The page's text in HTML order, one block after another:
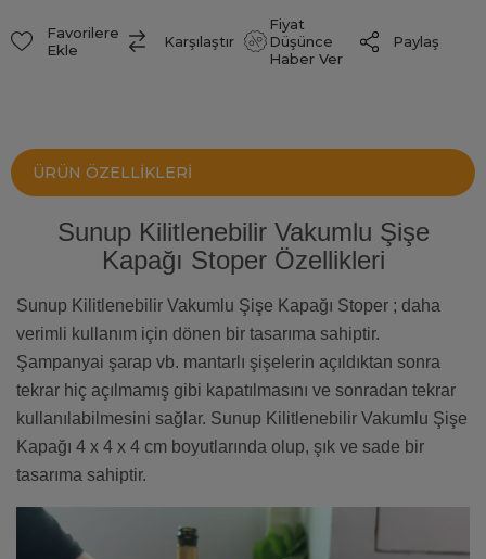
Favorilere
Ekle
Karşılaştır
Fiyat
Düşünce
Haber Ver
Paylaş
ÜRÜN ÖZELLIKLERI
Sunup Kilitlenebilir Vakumlu Şişe
Kapağı Stoper Özellikleri
Sunup Kilitlenebilir Vakumlu Şişe Kapağı Stoper ; daha
verimli kullanım için dönen bir tasarıma sahiptir.
Şampanyai şarap vb. mantarlı şişelerin açıldıktan sonra
tekrar hiç açılmamış gibi kapatılmasını ve sonradan tekrar
kullanılabilmesini sağlar. Sunup Kilitlenebilir Vakumlu Şişe
Kapağı 4 x 4 x 4 cm boyutlarında olup, şık ve sade bir
tasarıma sahiptir.